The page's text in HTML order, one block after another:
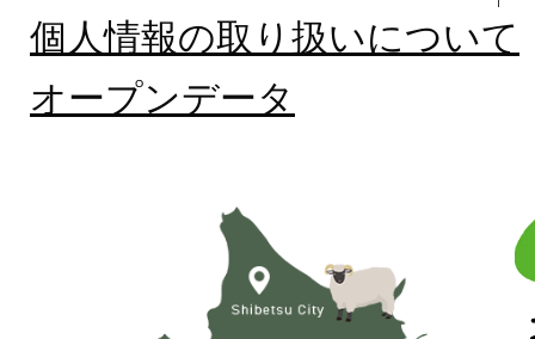
個人情報の取り扱いについて
オープンデータ